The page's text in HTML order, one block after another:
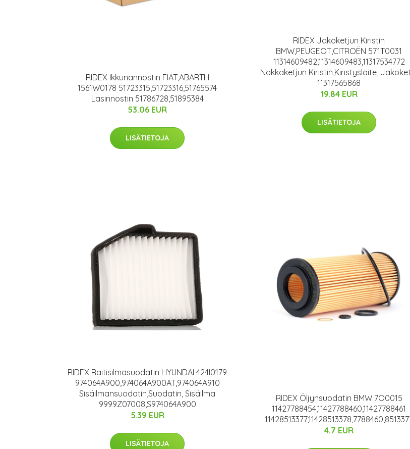
RIDEX Ikkunannostin FIAT,ABARTH
1561W0178 51723315,51723316,51765574
Lasinnostin 51786728,51895384
53.06 EUR
LISÄTIETOJA
RIDEX Jakoketjun Kiristin
BMW,PEUGEOT,CITROËN 571T0031
11314609482,11314609483,11317534772
Nokkaketjun Kiristin,Kiristyslaite,
11317565868
19.84 EUR
LISÄTIETOJA
RIDEX Raitisilmasuodatin HYUNDAI 424I0179
974064A900,974064A900AT,974064A910
Sisäilmansuodatin,Suodatin, Sisäilma
9999Z07008,S974064A900
5.39 EUR
LISÄTIETOJA
RIDEX Öljynsuodatin BMW 7O0015
11427788454,11427788460,11427788461
4.7 EUR